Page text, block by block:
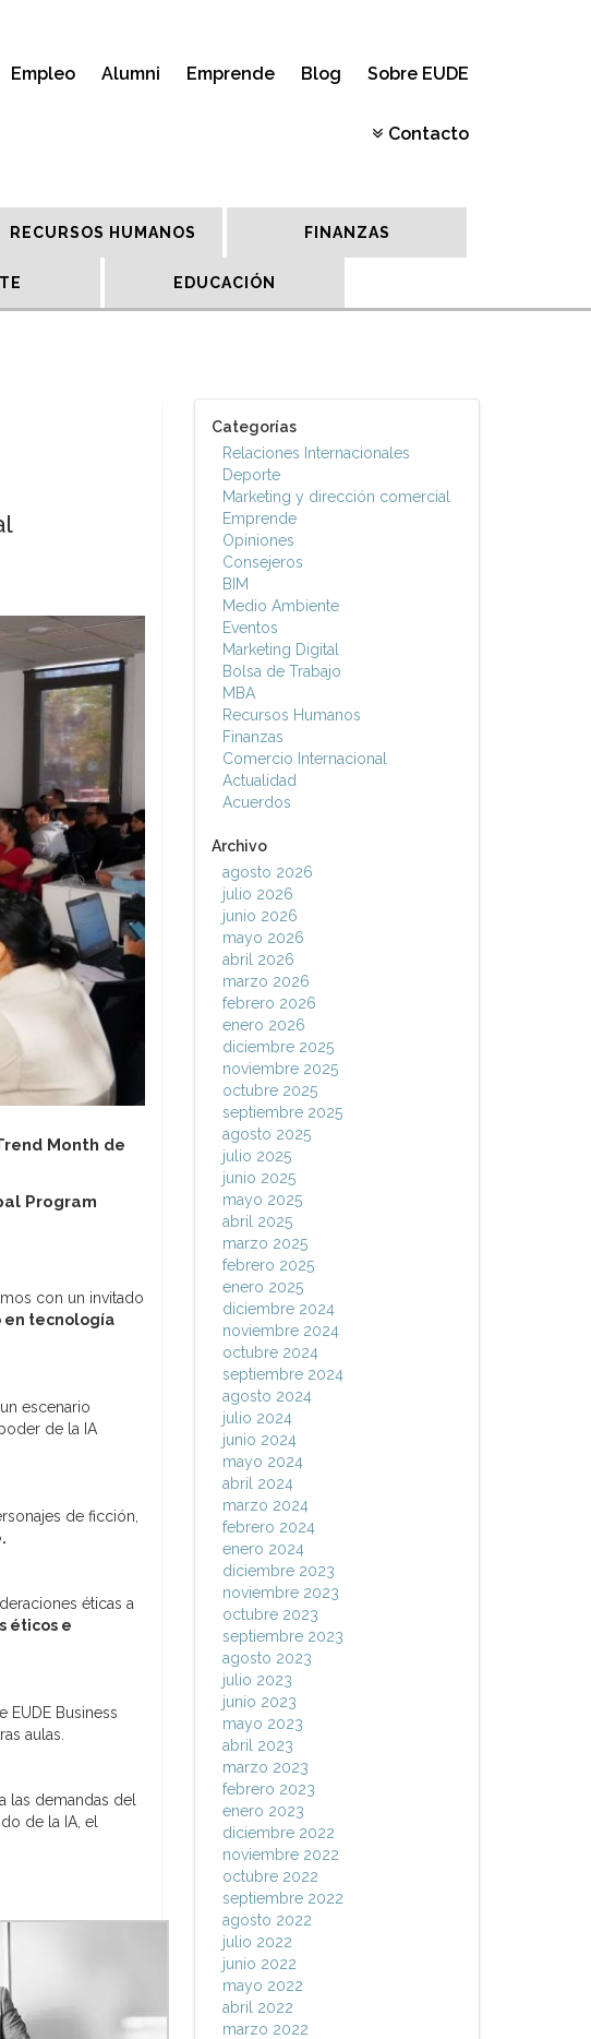
Empleo Alumni Emprende Blog Sobre EUDE
Contacto
RECURSOS HUMANOS FINANZAS
EDUCACIÓN
Month de
Program
con un invitado
en tecnología
escenario
de la IA
de ficción,
éticas a
éticos e
EUDE Business
aulas.
las demandas del
de la IA, el
Categorías
Relaciones Internacionales
Deporte
Marketing y dirección comercial
Emprende
Opiniones
Consejeros
BIM
Medio Ambiente
Eventos
Marketing Digital
Bolsa de Trabajo
MBA
Recursos Humanos
Finanzas
Comercio Internacional
Actualidad
Acuerdos
Archivo
agosto 2026
julio 2026
junio 2026
mayo 2026
abril 2026
marzo 2026
febrero 2026
enero 2026
diciembre 2025
noviembre 2025
octubre 2025
septiembre 2025
agosto 2025
julio 2025
junio 2025
mayo 2025
abril 2025
marzo 2025
febrero 2025
enero 2025
diciembre 2024
noviembre 2024
octubre 2024
septiembre 2024
agosto 2024
julio 2024
junio 2024
mayo 2024
abril 2024
marzo 2024
febrero 2024
enero 2024
diciembre 2023
noviembre 2023
octubre 2023
septiembre 2023
agosto 2023
julio 2023
junio 2023
mayo 2023
abril 2023
marzo 2023
febrero 2023
enero 2023
diciembre 2022
noviembre 2022
octubre 2022
septiembre 2022
agosto 2022
julio 2022
junio 2022
mayo 2022
abril 2022
marzo 2022